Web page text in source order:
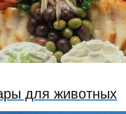
для животных